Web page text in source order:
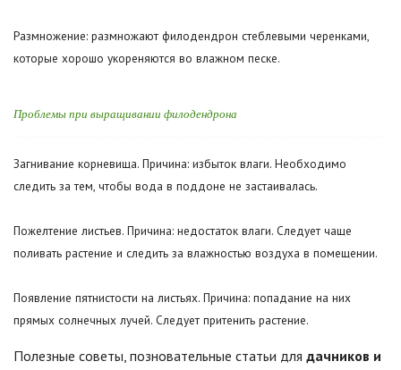
Размножение: размножают филодендрон стеблевыми черенками,
которые хорошо укореняются во влажном песке.
Проблемы при выращивании филодендрона
Загнивание корневища. Причина: избыток влаги. Необходимо
следить за тем, чтобы вода в поддоне не застаивалась.
Пожелтение листьев. Причина: недостаток влаги. Следует чаще
поливать растение и следить за влажностью воздуха в помещении.
Появление пятнистости на листьях. Причина: попадание на них
прямых солнечных лучей. Следует притенить растение.
Полезные советы, позновательные статьи для дачников и